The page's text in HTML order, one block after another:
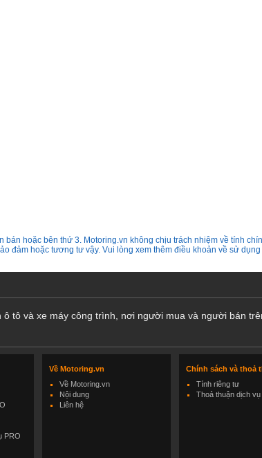
hoặc bên thứ 3. Motoring.vn không chịu trách nhiệm về tính
đảm hoặc tương tư vậy. Vui lòng xem thêm điều khoản về sử dụng
tô và xe máy công trình, nơi người mua và người bán
PRO
Về Motoring.vn
Về Motoring.vn
Nội dung
Liên hệ
Chính sách và thoả
Tính riêng tư
Thoả thuận dịch vụ